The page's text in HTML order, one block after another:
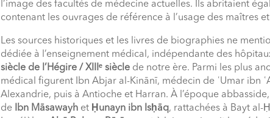
l’image des facultés de médecine actuelles. Ils abritaient
contenant les ouvrages de référence à l’usage des maîtres
Les sources historiques et les livres de biographies ne
dédiée à l’enseignement médical, indépendante des
siècle de l’Hégire / XIIIᵉ sièclede notre ère. Parmi les plus
médical figurent Ibn Abjar al-Kinānī, médecin de ʿUmar ibn
Alexandrie, puis à Antioche et Harran. À l’époque
de
Ibn Māsawayhet Ḥunayn ibn Isḥāq, rattachées à Bayt al-